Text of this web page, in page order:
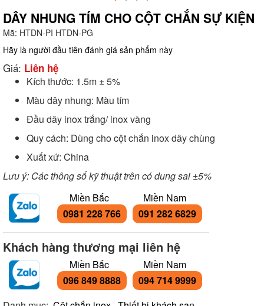
DÂY NHUNG TÍM CHO CỘT CHẮN SỰ KIỆN
Mã: HTDN-PI HTDN-PG
Hãy là người đầu tiên đánh giá sản phẩm này
Giá: Liên hệ
Kích thước: 1.5m ± 5%
Màu dây nhung: Màu tím
Đầu dây inox trắng/ inox vàng
Quy cách: Dùng cho cột chắn inox dây chùng
Xuất xứ: China
Lưu ý: Các thông số kỹ thuật trên có dung sai ±5%
Miền Bắc
0981 228 766
Miền Nam
091 282 6829
Khách hàng thương mại liên hệ
Miền Bắc
096 849 8888
Miền Nam
094 714 9999